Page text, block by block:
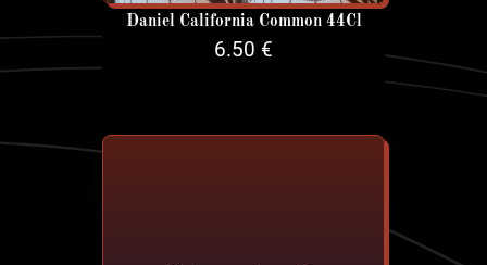
Daniel California Common 44Cl
6.50 €